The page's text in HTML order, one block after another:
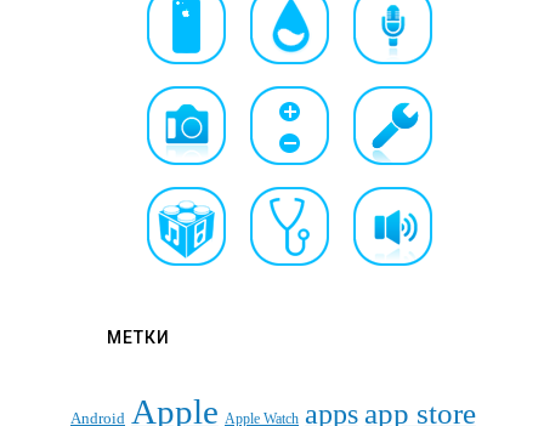
МЕТКИ
Android Apple Apple Watch apps app store